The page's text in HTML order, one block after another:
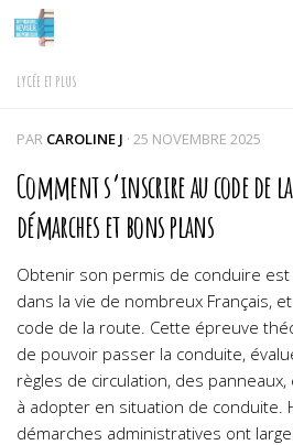
Skip to content
LYCÉE ET PLUS
PAR CAROLINE J · 25 NOVEMBRE 2025
Comment s’inscrire au code de
démarches et bons plans
Obtenir son permis de conduire
dans la vie de nombreux Français,
code de la route. Cette épreuve
de pouvoir passer la conduite,
règles de circulation, des
à adopter en situation de conduite.
démarches administratives ont